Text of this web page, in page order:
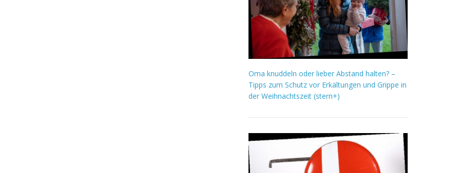
Oma knuddeln oder lieber Abstand halten? –
Tipps zum Schutz vor Erkältungen und Grippe in
der Weihnachtszeit (stern+)